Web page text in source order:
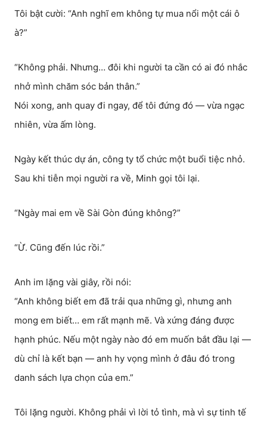
Tôi bật cười: “Anh nghĩ em không tự mua nổi một cái ô
à?”
“Không phải. Nhưng… đôi khi người ta cần có ai đó nhắc
nhở mình chăm sóc bản thân.”
Nói xong, anh quay đi ngay, để tôi đứng đó — vừa ngạc
nhiên, vừa ấm lòng.
Ngày kết thúc dự án, công ty tổ chức một buổi tiệc nhỏ.
Sau khi tiễn mọi người ra về, Minh gọi tôi lại.
“Ngày mai em về Sài Gòn đúng không?”
“Ừ. Cũng đến lúc rồi.”
Anh im lặng vài giây, rồi nói:
“Anh không biết em đã trải qua những gì, nhưng anh
mong em biết… em rất mạnh mẽ. Và xứng đáng được
hạnh phúc. Nếu một ngày nào đó em muốn bắt đầu lại —
dù chỉ là kết bạn — anh hy vọng mình ở đâu đó trong
danh sách lựa chọn của em.”
Tôi lặng người. Không phải vì lời tỏ tình, mà vì sự tinh tế